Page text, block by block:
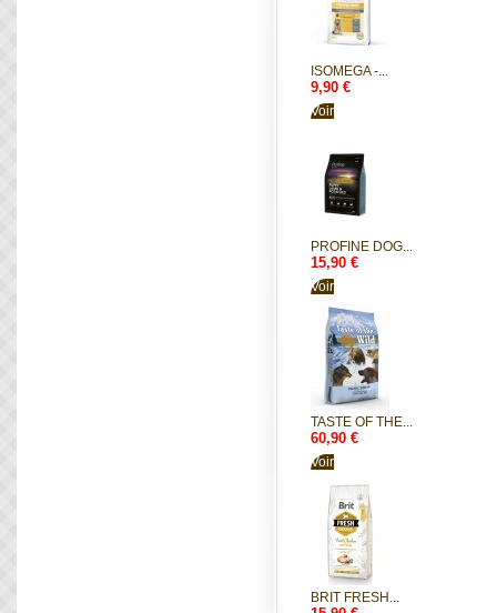
ISOMEGA -...
9,90 €
Voir
PROFINE DOG...
15,90 €
Voir
TASTE OF THE...
60,90 €
Voir
BRIT FRESH...